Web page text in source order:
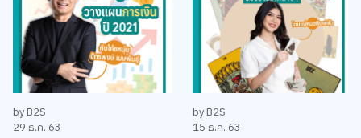
by B2S
29 ธ.ค. 63
by B2S
15 ธ.ค. 63